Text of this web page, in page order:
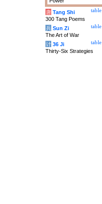
table
唐 Tang Shi
300 Tang Poems
table
兵 Sun Zi
The Art of War
table
计 36 Ji
Thirty-Six Strategies